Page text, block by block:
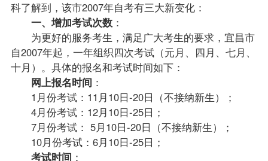
科了解到，该市2007年自考有三大新变化：
一、增加考试次数：
为更好的服务考生，满足广大考生的要求，宜昌市
自2007年起，一年组织四次考试（元月、四月、七月、
十月）。具体的报名和考试时间如下：
网上报名时间 ：
1月份考试：11月10日-20日（不接纳新生）；
4月份考试：12月10日-25日；
7月份考试： 5月10日-20日（不接纳新生）；
10月份考试：6月10日-25日；
考试时间 ：